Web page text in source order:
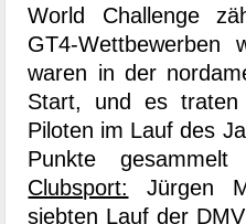
World Challenge
GT4-Wettbewerben
waren in der
Start, und es
Piloten im Lauf des
Punkte
Clubsport:
Jürgen
siebten Lauf der